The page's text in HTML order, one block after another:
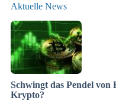
Aktuelle News
Schwingt das Pendel
Krypto?